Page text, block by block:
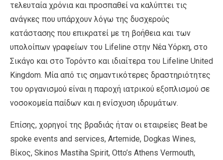
τελευταία χρόνια και προσπαθεί να καλύπτει τις
ανάγκες που υπάρχουν λόγω της δυσχερούς
κατάστασης που επικρατεί με τη βοήθεια και των
υπολοίπων γραφείων του Lifeline στην Νέα Υόρκη, στο
Σικάγο και στο Τορόντο και ιδιαίτερα του Lifeline United
Kingdom. Μία από τις σημαντικότερες δραστηριότητες
του οργανισμού είναι η παροχή ιατρικού εξοπλισμού σε
νοσοκομεία παίδων και η ενίσχυση ιδρυμάτων.
Επίσης, χορηγοί της βραδιάς ήταν οι εταιρείες Beat be
spoke events and services, Artemide, Dogkas Wines,
Βίκος, Skinos Mastiha Spirit, Otto’s Athens Vermouth,